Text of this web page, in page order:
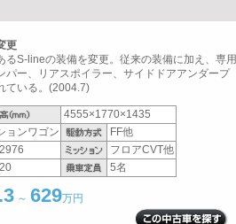
更
るS-lineの装備を変更。従来の装備に加え、専用
パー、リアスポイラー、サイドドアアンダープ
ている。(2004.7)
4555×1770×1435
ョンワゴン
FF他
フロアCVT他
5名
～ 629万円